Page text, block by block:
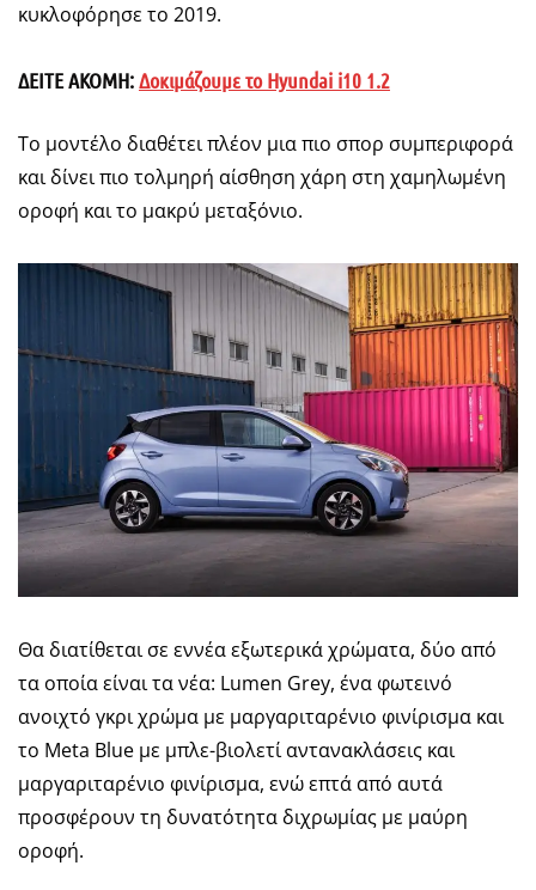
κυκλοφόρησε το 2019.
ΔΕΙΤΕ ΑΚΟΜΗ:Δοκιμάζουμε τοHyundai i10 1.2
Το μοντέλο διαθέτει πλέον μια πιο σπορ συμπεριφορά
και δίνει πιο τολμηρή αίσθηση χάρη στη χαμηλωμένη
οροφή και το μακρύ μεταξόνιο.
Θα διατίθεται σε εννέα εξωτερικά χρώματα, δύο από
τα οποία είναι τα νέα: Lumen Grey, ένα φωτεινό
ανοιχτό γκρι χρώμα με μαργαριταρένιο φινίρισμα και
το Meta Blue με μπλε-βιολετί αντανακλάσεις και
μαργαριταρένιο φινίρισμα, ενώ επτά από αυτά
προσφέρουν τη δυνατότητα διχρωμίας με μαύρη
οροφή.